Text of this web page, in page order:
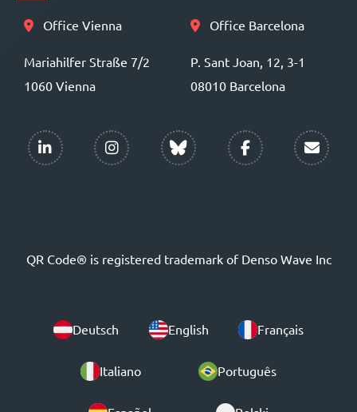
Office Vienna
Mariahilfer Straße 7/2
1060 Vienna
Office Barcelona
P. Sant Joan, 12, 3-1
08010 Barcelona
QR Code® is registered trademark of Denso Wave Inc
Deutsch English Français
Italiano Português